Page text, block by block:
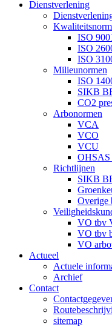
Dienstverlening
ISO
ISO
ISO
Milieunormen
ISO
SIKB
CO2
Arbonormen
VCA
VCO
VCU
OHSAS
Richtlijnen
SIKB
Overige
VO tbv
VO tbv
VO
Actueel
Actuele
Archief
Contact
sitemap